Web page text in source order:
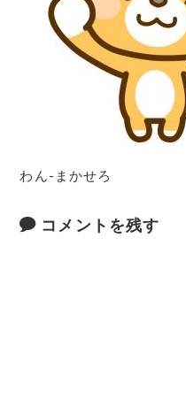
わん-まかせろ
コメントを残す